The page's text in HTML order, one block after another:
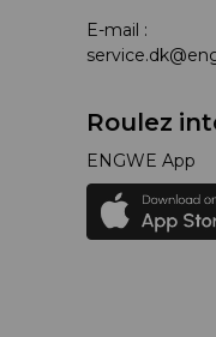
E-mail :
Roulez
ENGWE App